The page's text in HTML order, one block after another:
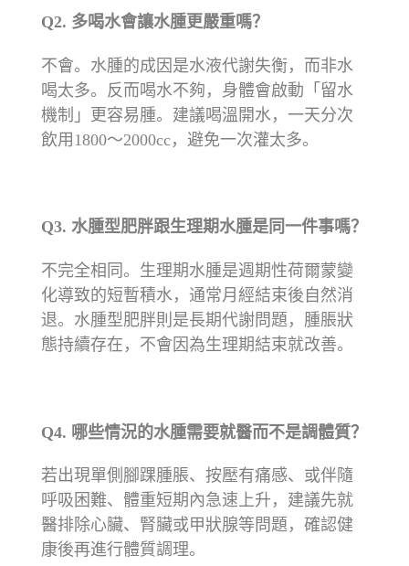
Q2. 多喝水會讓水腫更嚴重嗎？
不會。水腫的成因是水液代謝失衡，而非水
喝太多。反而喝水不夠，身體會啟動「留水
機制」更容易腫。建議喝溫開水，一天分次
飲用1800〜2000cc，避免一次灌太多。
Q3. 水腫型肥胖跟生理期水腫是同一件事嗎？
不完全相同。生理期水腫是週期性荷爾蒙變
化導致的短暫積水，通常月經結束後自然消
退。水腫型肥胖則是長期代謝問題，腫脹狀
態持續存在，不會因為生理期結束就改善。
Q4. 哪些情況的水腫需要就醫而不是調體質？
若出現單側腳踝腫脹、按壓有痛感、或伴隨
呼吸困難、體重短期內急速上升，建議先就
醫排除心臟、腎臟或甲狀腺等問題，確認健
康後再進行體質調理。